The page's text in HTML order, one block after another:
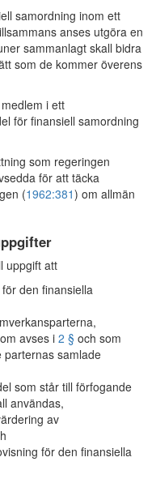
samordning inom ett
anses utgöra en
sammanlagt skall bidra
som de kommer överens
i ett
för finansiell samordning
som regeringen
för att täcka
(1962:381) om allmän
uppgift att
den finansiella
avses i 2 § och som
parternas samlade
som står till förfogande
användas,
av
för den finansiella